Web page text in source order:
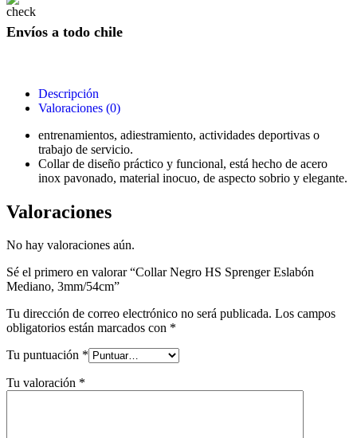
Envíos a todo chile
Descripción
Valoraciones (0)
entrenamientos, adiestramiento, actividades deportivas o
trabajo de servicio.
Collar de diseño práctico y funcional, está hecho de acero
inox pavonado, material inocuo, de aspecto sobrio y elegante.
Valoraciones
No hay valoraciones aún.
Sé el primero en valorar “Collar Negro HS Sprenger Eslabón
Mediano, 3mm/54cm”
Tu dirección de correo electrónico no será publicada. Los campos
obligatorios están marcados con *
Tu puntuación *
Tu valoración *